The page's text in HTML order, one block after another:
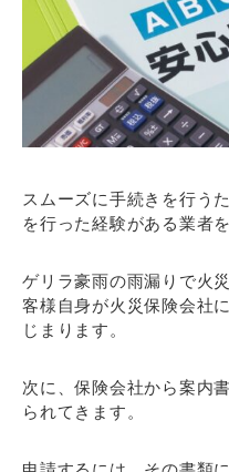
スムーズに手続きを行う
を行った経験がある業者
ゲリラ豪雨の雨漏りで火
客様自身が火災保険会社
じまります。
次に、保険会社から案内
られてきます。